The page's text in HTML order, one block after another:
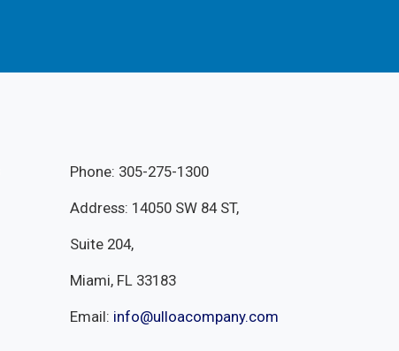
Phone: 305-275-1300
Address: 14050 SW 84 ST,
Suite 204,
Miami, FL 33183
Email: info@ulloacompany.com